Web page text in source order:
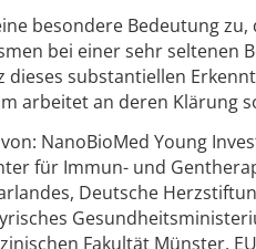
besondere Bedeutung
bei einer sehr seltenen
dieses substantiellen
arbeitet an deren Klärung
NanoBioMed Young
für Immun- und
Deutsche
Fakultät Münster,